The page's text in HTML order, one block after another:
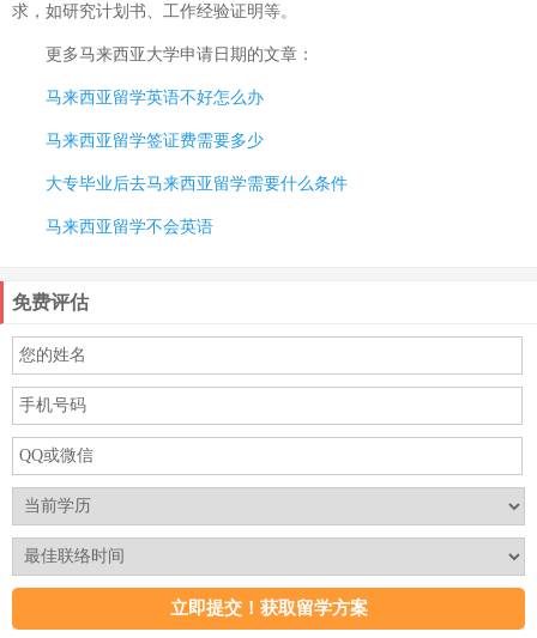
求，如研究计划书、工作经验证明等。
更多马来西亚大学申请日期的文章：
马来西亚留学英语不好怎么办
马来西亚留学签证费需要多少
大专毕业后去马来西亚留学需要什么条件
马来西亚留学不会英语
免费评估